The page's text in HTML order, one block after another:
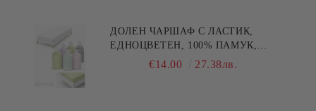
ДОЛЕН ЧАРШАФ С ЛАСТИК,
ЕДНОЦВЕТЕН, 100% ПАМУК,
РАЗЛИЧНИ РАЗМЕРИ
€14.00 27.38лв.